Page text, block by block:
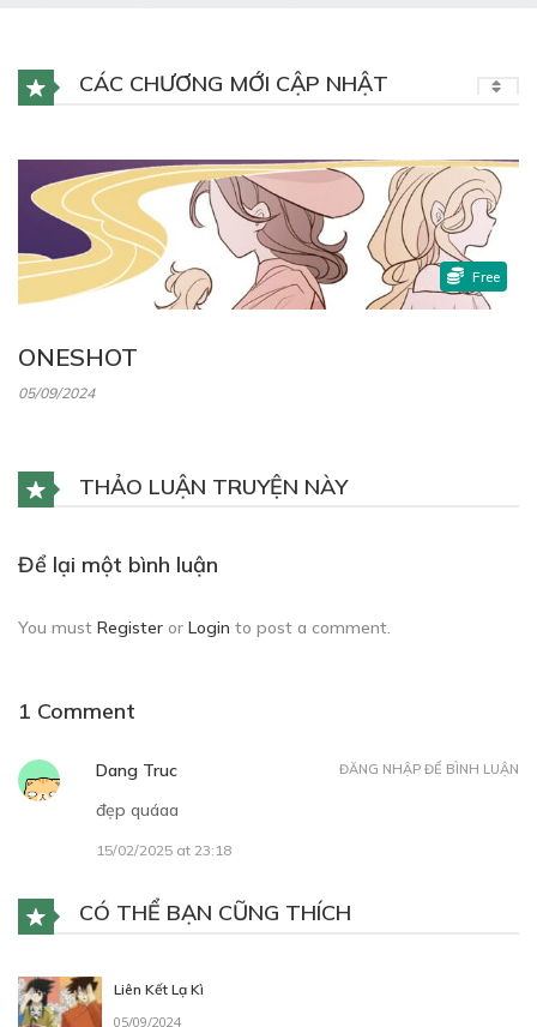
CÁC CHƯƠNG MỚI CẬP NHẬT
ONESHOT
05/09/2024
Free
THẢO LUẬN TRUYỆN NÀY
Để lại một bình luận
You must Register or Login to post a comment.
1 Comment
Dang Truc
đẹp quáaa
15/02/2025 at 23:18
ĐĂNG NHẬP ĐỂ BÌNH LUẬN
CÓ THỂ BẠN CŨNG THÍCH
Liên Kết Lạ Kì
05/09/2024